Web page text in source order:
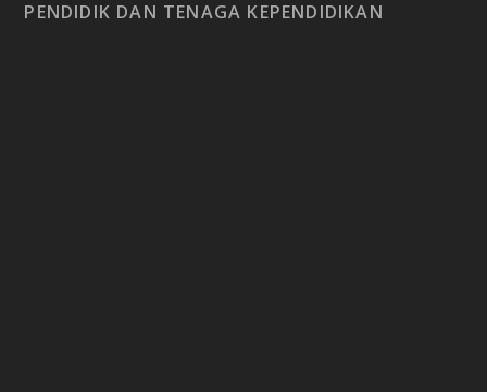
PENDIDIK DAN TENAGA KEPENDIDIKAN